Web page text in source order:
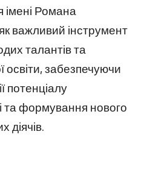
імені Романа
важливий інструмент
талантів та
освіти, забезпечуючи
потенціалу
та формування нового
діячів.